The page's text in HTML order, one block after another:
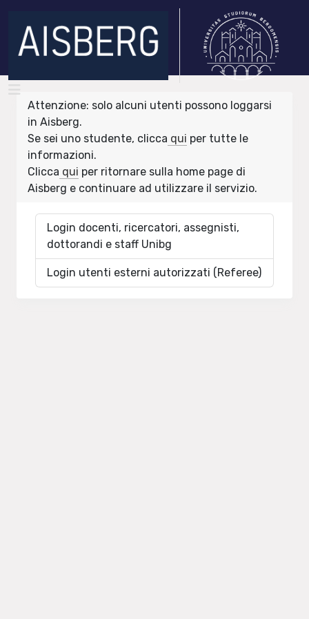
Attenzione: solo alcuni utenti possono loggarsi
in Aisberg.
Se sei uno studente, clicca qui per tutte le
informazioni.
Clicca qui per ritornare sulla home page di
Aisberg e continuare ad utilizzare il servizio.
Login docenti, ricercatori, assegnisti,
dottorandi e staff Unibg
Login utenti esterni autorizzati (Referee)